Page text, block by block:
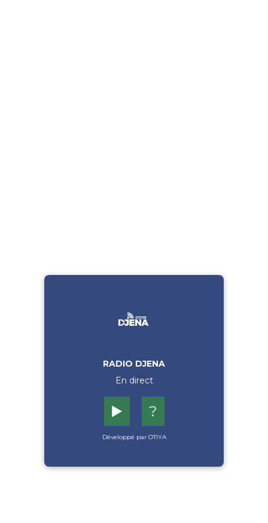
RADIO DJENA
En direct
▶️ ?
Développé par OTIYA